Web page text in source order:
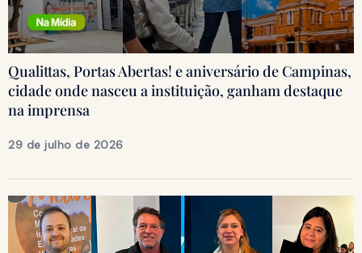
Qualittas, Portas Abertas! e aniversário de Campinas,
cidade onde nasceu a instituição, ganham destaque
na imprensa
29 de julho de 2026